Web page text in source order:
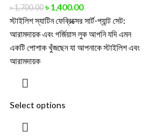
৳1,700.00 ৳1,400.00
স্টাইলিশ স্যাটিন ফেব্রিক্সের সার্ট-প্যান্ট সেট:
আরামদায়ক এবং গর্জিয়াস লুক আপনি যদি এমন
একটি পোশাক খুঁজছেন যা আপনাকে স্টাইলিশ এবং
আরামদায়ক
Select options